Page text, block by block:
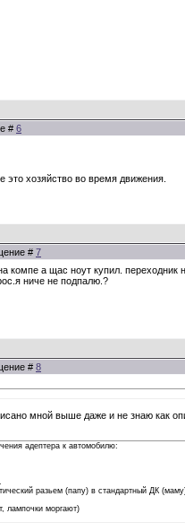
# 6
хозяйство во время движения.
# 7
компе а щас ноут купил.
ниче не подпалю.?
# 8
мной выше даже и не знаю как
адептера к автомобилю:
разьем (папу) в стандартный ДК
лампочки моргают)